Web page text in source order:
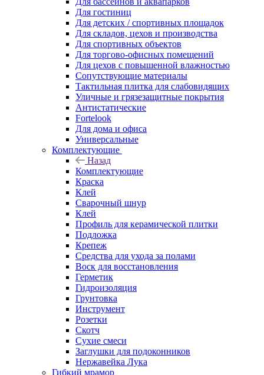
Для гостиниц
Для детских / спортивных площадок
Для складов, цехов и производства
Для спортивных объектов
Для торгово-офисных помещений
Для цехов с повышенной влажностью
Сопутствующие материалы
Тактильная плитка для слабовидящих
Уличные и грязезащитные покрытия
Антистатические
Fortelook
Для дома и офиса
Универсальные
Комплектующие
Назад
Комплектующие
Краска
Клей
Сварочный шнур
Клей
Профиль для керамической плитки
Подложка
Крепеж
Средства для ухода за полами
Воск для восстановления
Герметик
Гидроизоляция
Грунтовка
Инструмент
Розетки
Скотч
Сухие смеси
Заглушки для подоконников
Нержавейка Лука
Гибкий мрамор